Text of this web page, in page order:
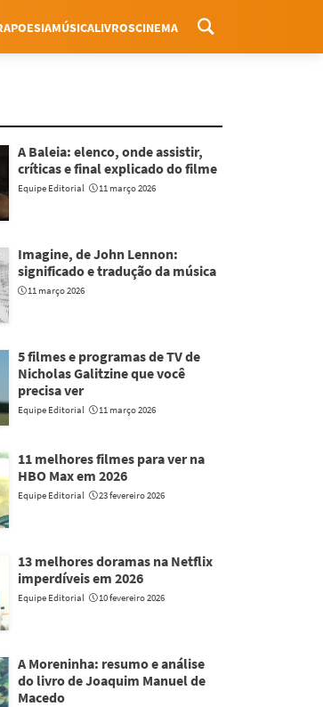
Menu
POESIAMÚSICALIVROSCINEMA
A Baleia: elenco, onde assistir,
críticas e final explicado do filme
Equipe Editorial 11 março 2026
Imagine, de John Lennon:
significado e tradução da música
11 março 2026
5 filmes e programas de TV de
Nicholas Galitzine que você
precisa ver
Equipe Editorial 11 março 2026
11 melhores filmes para ver na
HBO Max em 2026
Equipe Editorial 23 fevereiro 2026
13 melhores doramas na Netflix
imperdíveis em 2026
Equipe Editorial 10 fevereiro 2026
A Moreninha: resumo e análise
do livro de Joaquim Manuel de
Macedo